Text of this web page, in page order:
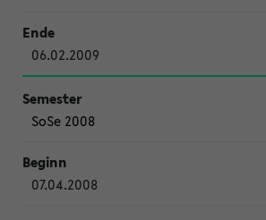
06.02.2009
SoSe 2008
07.04.2008